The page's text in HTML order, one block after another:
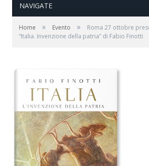
NAVIGATE
Home » Evento »
Roma 27 ottobre
“Italia. Invenzione della patria” di Fabio Finotti